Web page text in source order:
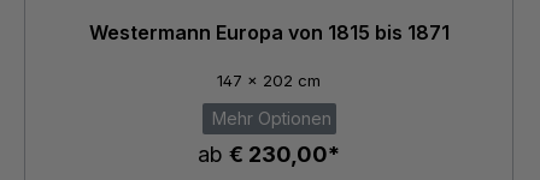
Westermann Europa von 1815 bis 1871
147 x 202 cm
Mehr Optionen
ab € 230,00*